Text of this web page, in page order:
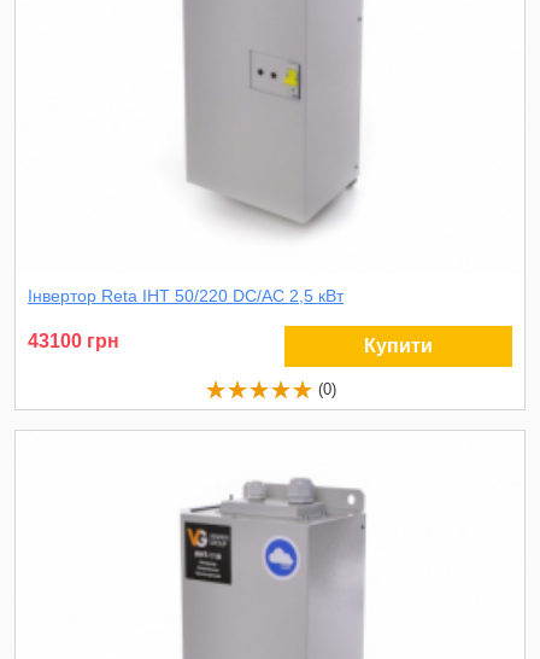
Інвертор Reta ІНТ 50/220 DC/AC 2,5 кВт
43100 грн Купити
(0)